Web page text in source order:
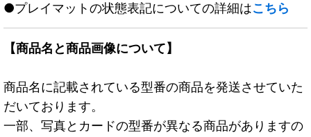
●プレイマットの状態表記についての詳細はこちら
【商品名と商品画像について】
商品名に記載されている型番の商品を発送させていた
だいております。
一部、写真とカードの型番が異なる商品がありますの